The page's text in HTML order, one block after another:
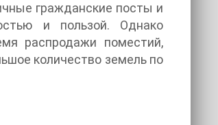
гражданские посты и
и пользой. Однако
распродажи поместий,
количество земель по